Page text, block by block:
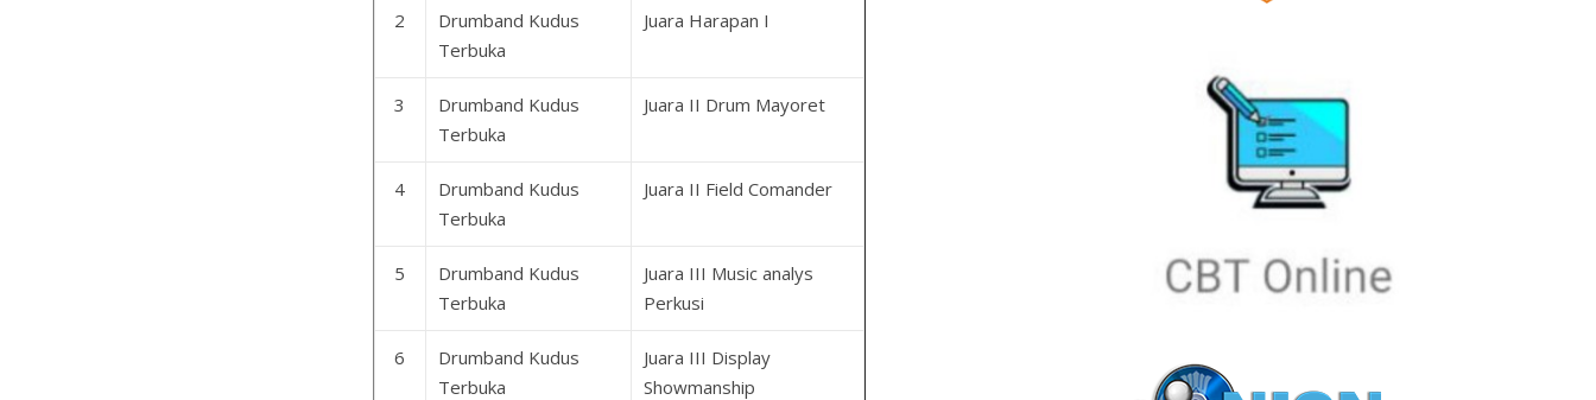
2
Drumband Kudus
Terbuka
Juara Harapan I
3
Drumband Kudus
Terbuka
Juara II Drum Mayoret
4
Drumband Kudus
Terbuka
Juara II Field Comander
5
Drumband Kudus
Terbuka
Juara III Music analys
Perkusi
6
Drumband Kudus
Terbuka
Juara III Display
Showmanship